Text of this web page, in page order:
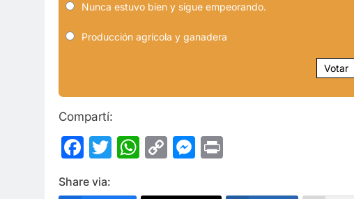
Nunca estuvo bien y sigue empeorando.
Producción agrícola y ganadera
Votar
Compartí:
Facebook
Twitter
WhatsApp
CopyMessenger
Share via: